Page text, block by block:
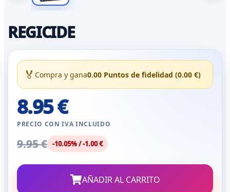
REGICIDE
🏅 Compra y gana0.00 Puntos de fidelidad (0.00 €)
8.95 €
PRECIO CON IVA INCLUIDO
9.95 € -10.05% / -1.00 €
AÑADIR AL CARRITO